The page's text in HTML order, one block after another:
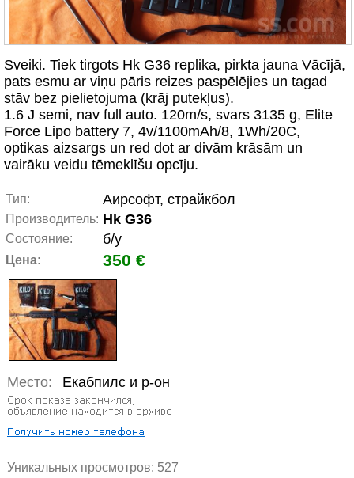
Sveiki. Tiek tirgots Hk G36 replika, pirkta jauna Vācījā,
pats esmu ar viņu pāris reizes paspēlējies un tagad
stāv bez pielietojuma (krāj putekļus).
1.6 J semi, nav full auto. 120m/s, svars 3135 g, Elite
Force Lipo battery 7, 4v/1100mAh/8, 1Wh/20C,
optikas aizsargs un red dot ar divām krāsām un
vairāku veidu tēmeklīšu opcīju.
Тип: Аирсофт, страйкбол
Производитель: Hk G36
Состояние: б/у
Цена: 350 €
Место: Екабпилс и р-он
Уникальных просмотров: 527